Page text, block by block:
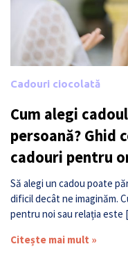
Cadouri ciocolată
Cum alegi
persoană? Ghid
cadouri pentru
Să alegi un cadou poate
dificil decât ne imaginăm.
pentru noi sau relația
Citește mai mult »